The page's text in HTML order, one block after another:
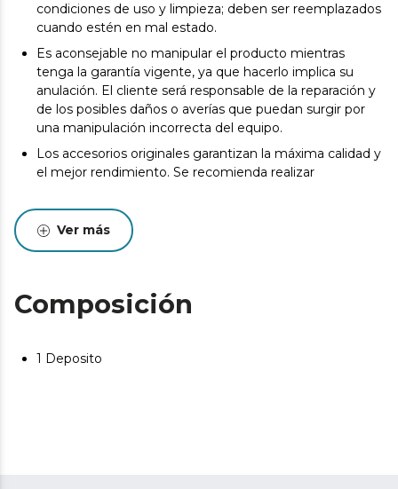
condiciones de uso y limpieza; deben ser reemplazados
cuando estén en mal estado.
Es aconsejable no manipular el producto mientras
tenga la garantía vigente, ya que hacerlo implica su
anulación. El cliente será responsable de la reparación y
de los posibles daños o averías que puedan surgir por
una manipulación incorrecta del equipo.
Los accesorios originales garantizan la máxima calidad y
el mejor rendimiento. Se recomienda realizar
Ver más
Composición
1 Deposito